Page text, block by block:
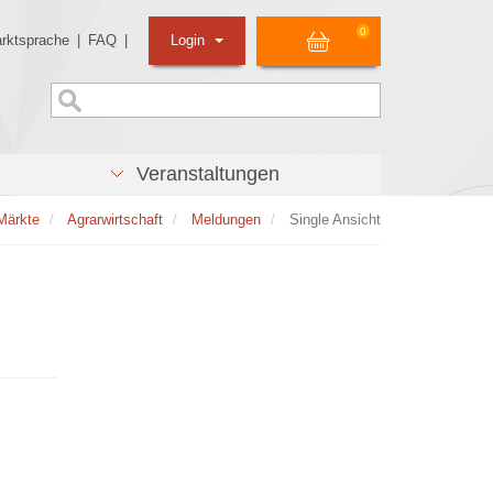
FAQ
0
Login
Veranstaltungen
Agrarwirtschaft Meldungen Single Ansicht